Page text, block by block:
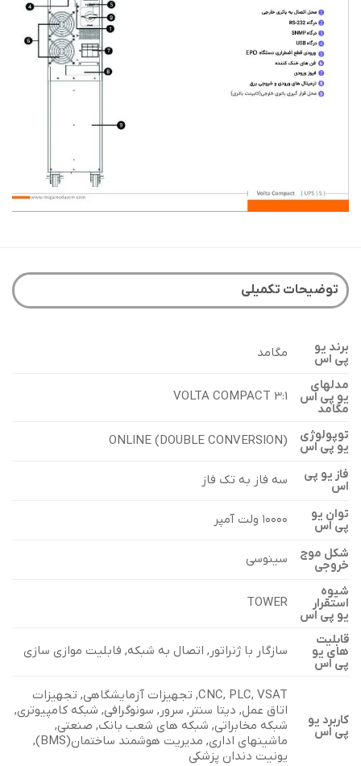
توضیحات تکمیلی
برند یو
پی اس مگامد
مدلهای
یو پی اس
مگامد
VOLTA COMPACT 3:1
توپولوژی
یو پی اس ONLINE (DOUBLE CONVERSION)
فاز یو پی
اس سه فاز به تک فاز
توان یو
پی اس ۱۰۰۰۰ ولت آمپر
شکل موج
خروجی سینوسی
شیوه
استقرار
یو پی اس
TOWER
قابلیت
های یو
پی اس
سازگار با ژنراتور, اتصال به شبکه, فابلیت موازی سازی
کاربرد یو
پی اس
CNC, PLC, VSAT, تجهیزات آزمایشگاهی, تجهیزات
اتاق عمل, دیتا سنتر, سرور, سونوگرافی, شبکه کامپیوتری,
شبکه مخابراتی, شبکه های شعب بانک, صنعتی,
ماشینهای اداری, مدیریت هوشمند ساختمان(BMS),
یونیت دندان پزشکی